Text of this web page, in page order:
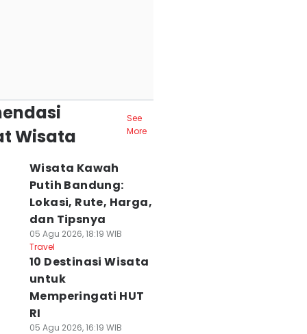
Wisata
See
More
Wisata Kawah
Putih Bandung:
Lokasi, Rute, Harga,
dan Tipsnya
05 Agu 2026, 18:19 WIB
Travel
10 Destinasi Wisata
untuk
Memperingati HUT
RI
05 Agu 2026, 16:19 WIB